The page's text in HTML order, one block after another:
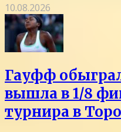
10.08.2026
Гауфф
вышла в 1/8
турнира в